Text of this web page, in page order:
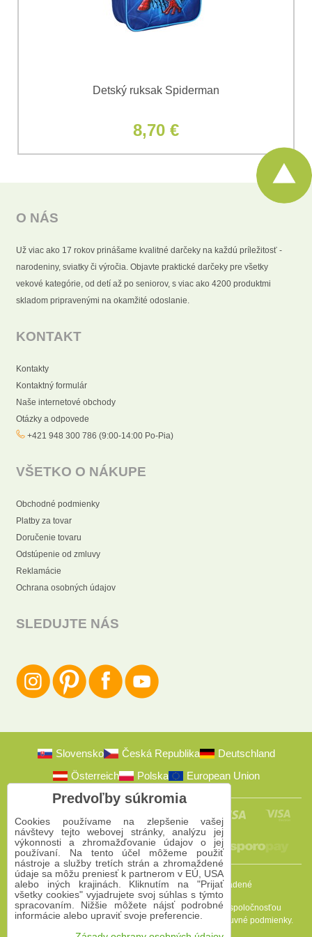
Detský ruksak Spiderman
8,70 €
O NÁS
Už viac ako 17 rokov prinášame kvalitné darčeky na každú príležitosť -
narodeniny, sviatky či výročia. Objavte praktické darčeky pre všetky
vekové kategórie, od detí až po seniorov, s viac ako 4200 produktmi
skladom pripravenými na okamžité odoslanie.
KONTAKT
Kontakty
Kontaktný formulár
Naše internetové obchody
Otázky a odpovede
+421 948 300 786 (9:00-14:00 Po-Pia)
VŠETKO O NÁKUPE
Obchodné podmienky
Platby za tovar
Doručenie tovaru
Odstúpenie od zmluvy
Reklamácie
Ochrana osobných údajov
SLEDUJTE NÁS
Slovensko Česká Republika
Deutschland
Österreich
Polska European Union
2009-2026 © Bomba s.r.o.Všetky práva vyhradené
Táto stránka je chránená programom reCAPTCHA a spoločnosťou
Google. PlatiaPravidlá ochrany osobných údajov Zmluvné podmienky.
Predvoľby súkromia
Cookies používame na zlepšenie vašej
návštevy tejto webovej stránky, analýzu jej
výkonnosti a zhromažďovanie údajov o jej
používaní. Na tento účel môžeme použiť
nástroje a služby tretích strán a zhromaždené
údaje sa môžu preniesť k partnerom v EÚ, USA
alebo iných krajinách. Kliknutím na "Prijať
všetky cookies" vyjadrujete svoj súhlas s týmto
spracovaním. Nižšie môžete nájsť podrobné
informácie alebo upraviť svoje preferencie.